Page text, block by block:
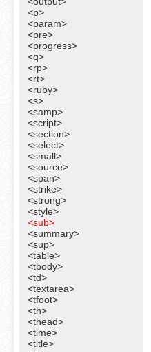
<p>
<param>
<pre>
<progress>
<q>
<rp>
<rt>
<ruby>
<s>
<samp>
<script>
<section>
<select>
<small>
<source>
<span>
<strike>
<strong>
<style>
<sub>
<summary>
<sup>
<table>
<tbody>
<td>
<textarea>
<tfoot>
<th>
<thead>
<time>
<title>